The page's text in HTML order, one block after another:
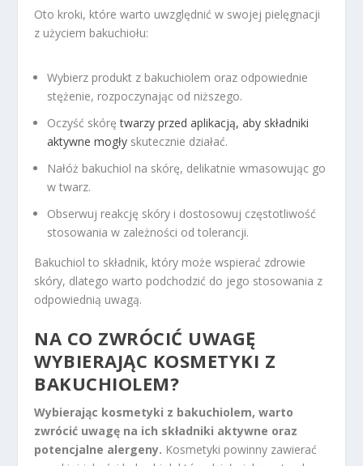
Oto kroki, które warto uwzględnić w swojej pielęgnacji
z użyciem bakuchiołu:
Wybierz produkt z bakuchiolem oraz odpowiednie
stężenie, rozpoczynając od niższego.
Oczyść skórętwarzy przed aplikacją, aby składniki
aktywne mogły skutecznie działać.
Nałóż bakuchiol na skórę, delikatnie wmasowując go
w twarz.
Obserwuj reakcję skóry i dostosowuj częstotliwość
stosowania w zależności od tolerancji.
Bakuchiol to składnik, który może wspierać zdrowie
skóry, dlatego warto podchodzić do jego stosowania z
odpowiednią uwagą.
NA CO ZWRÓCIĆ UWAGĘ
WYBIERAJĄC KOSMETYKI Z
BAKUCHIOLEM?
Wybierając kosmetyki z bakuchiolem, warto
zwrócić uwagę na ich składniki aktywne oraz
potencjalne alergeny. Kosmetyki powinny zawierać